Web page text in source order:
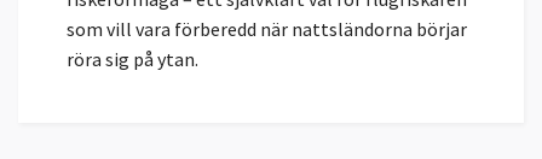
som vill vara förberedd när nattsländorna börjar
röra sig på ytan.